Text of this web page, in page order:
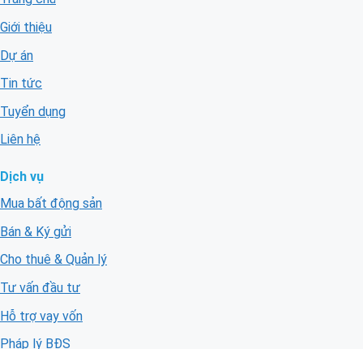
Giới thiệu
Dự án
Tin tức
Tuyển dụng
Liên hệ
Dịch vụ
Mua bất động sản
Bán & Ký gửi
Cho thuê & Quản lý
Tư vấn đầu tư
Hỗ trợ vay vốn
Pháp lý BĐS